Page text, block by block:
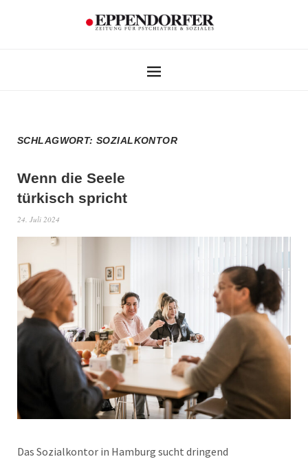
SCHLAGWORT:SOZIALKONTOR
Wenn die Seele
türkisch spricht
24. Juli 2024
Das Sozialkontor in Hamburg sucht dringend